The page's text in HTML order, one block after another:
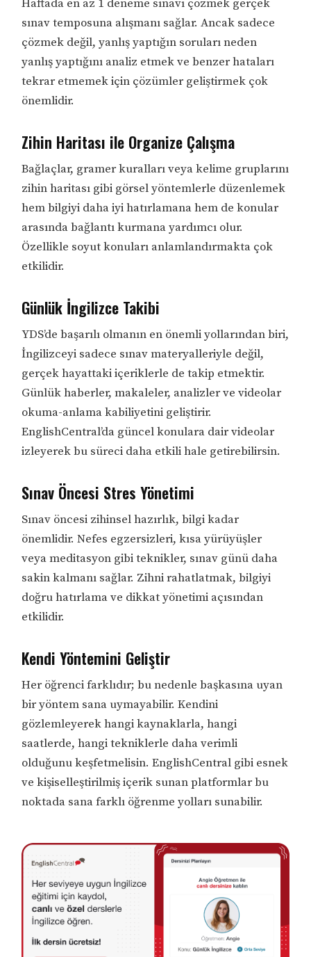
Haftada en az 1 deneme sınavı çözmek gerçek
sınav temposuna alışmanı sağlar. Ancak sadece
çözmek değil, yanlış yaptığın soruları neden
yanlış yaptığını analiz etmek ve benzer hataları
tekrar etmemek için çözümler geliştirmek çok
önemlidir.
Zihin Haritası ile Organize Çalışma
Bağlaçlar, gramer kuralları veya kelime gruplarını
zihin haritası gibi görsel yöntemlerle düzenlemek
hem bilgiyi daha iyi hatırlamana hem de konular
arasında bağlantı kurmana yardımcı olur.
Özellikle soyut konuları anlamlandırmakta çok
etkilidir.
Günlük İngilizce Takibi
YDS’de başarılı olmanın en önemli yollarından biri,
İngilizceyi sadece sınav materyalleriyle değil,
gerçek hayattaki içeriklerle de takip etmektir.
Günlük haberler, makaleler, analizler ve videolar
okuma-anlama kabiliyetini geliştirir.
EnglishCentral’da güncel konulara dair videolar
izleyerek bu süreci daha etkili hale getirebilirsin.
Sınav Öncesi Stres Yönetimi
Sınav öncesi zihinsel hazırlık, bilgi kadar
önemlidir. Nefes egzersizleri, kısa yürüyüşler
veya meditasyon gibi teknikler, sınav günü daha
sakin kalmanı sağlar. Zihni rahatlatmak, bilgiyi
doğru hatırlama ve dikkat yönetimi açısından
etkilidir.
Kendi Yöntemini Geliştir
Her öğrenci farklıdır; bu nedenle başkasına uyan
bir yöntem sana uymayabilir. Kendini
gözlemleyerek hangi kaynaklarla, hangi
saatlerde, hangi tekniklerle daha verimli
olduğunu keşfetmelisin. EnglishCentral gibi esnek
ve kişiselleştirilmiş içerik sunan platformlar bu
noktada sana farklı öğrenme yolları sunabilir.